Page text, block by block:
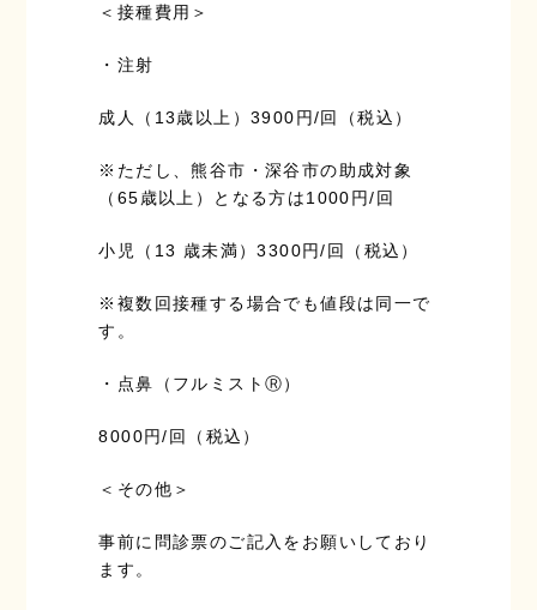
＜接種費用＞
・注射
成人（13歳以上）3900円/回（税込）
※ただし、熊谷市・深谷市の助成対象
（65歳以上）となる方は1000円/回
小児（13 歳未満）3300円/回（税込）
※複数回接種する場合でも値段は同一で
す。
・点鼻（フルミストⓇ）
8000円/回（税込）
＜その他＞
事前に問診票のご記入をお願いしており
ます。